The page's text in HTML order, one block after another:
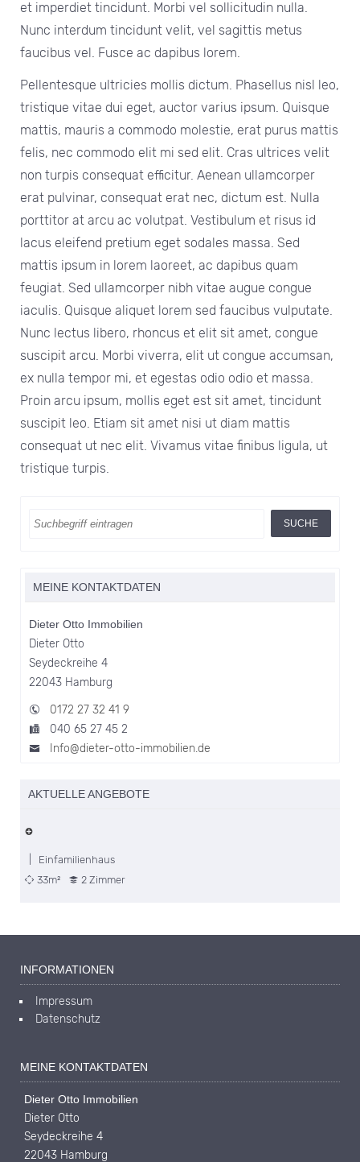
et imperdiet tincidunt. Morbi vel sollicitudin nulla.
Nunc interdum tincidunt velit, vel sagittis metus
faucibus vel. Fusce ac dapibus lorem.
Pellentesque ultricies mollis dictum. Phasellus nisl leo,
tristique vitae dui eget, auctor varius ipsum. Quisque
mattis, mauris a commodo molestie, erat purus mattis
felis, nec commodo elit mi sed elit. Cras ultrices velit
non turpis consequat efficitur. Aenean ullamcorper
erat pulvinar, consequat erat nec, dictum est. Nulla
porttitor at arcu ac volutpat. Vestibulum et risus id
lacus eleifend pretium eget sodales massa. Sed
mattis ipsum in lorem laoreet, ac dapibus quam
feugiat. Sed ullamcorper nibh vitae augue congue
iaculis. Quisque aliquet lorem sed faucibus vulputate.
Nunc lectus libero, rhoncus et elit sit amet, congue
suscipit arcu. Morbi viverra, elit ut congue accumsan,
ex nulla tempor mi, et egestas odio odio et massa.
Proin arcu ipsum, mollis eget est sit amet, tincidunt
suscipit leo. Etiam sit amet nisi ut diam mattis
consequat ut nec elit. Vivamus vitae finibus ligula, ut
tristique turpis.
MEINE KONTAKTDATEN
Dieter Otto Immobilien
Dieter Otto
Seydeckreihe 4
22043 Hamburg
0172 27 32 41 9
040 65 27 45 2
Info@dieter-otto-immobilien.de
AKTUELLE ANGEBOTE
| Einfamilienhaus
33m²
2 Zimmer
INFORMATIONEN
Impressum
Datenschutz
MEINE KONTAKTDATEN
Dieter Otto Immobilien
Dieter Otto
Seydeckreihe 4
22043 Hamburg